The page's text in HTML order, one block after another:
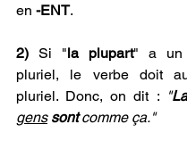
en -ENT.
2) Si "la plupart" a un
pluriel, le verbe doit
pluriel. Donc, on dit : "
gens sont comme ça."